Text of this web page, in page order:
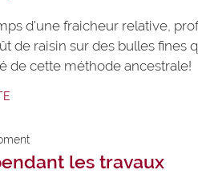
d'une fraicheur relative,
de raisin sur des bulles fines
de cette méthode ancestrale!
les travaux